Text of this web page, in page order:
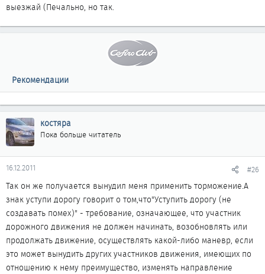
выезжай (Печально, но так.
Рекомендации
костяра
Пока больше читатель
16.12.2011 #26
Так он же получается вынудил меня применить торможение.А
знак уступи дорогу говорит о том,что"Уступить дорогу (не
создавать помех)" - требование, означающее, что участник
дорожного движения не должен начинать, возобновлять или
продолжать движение, осуществлять какой-либо маневр, если
это может вынудить других участников движения, имеющих по
отношению к нему преимущество, изменять направление